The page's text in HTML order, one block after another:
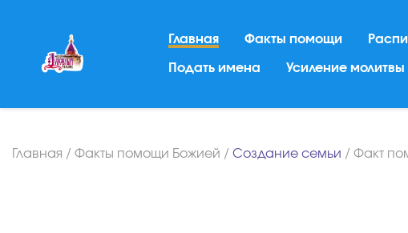
Главная Факты помощи
Подать имена Усиление молитвы
Главная / Факты помощи Божией / Создание семьи / Факт